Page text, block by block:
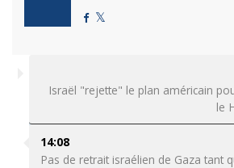
Israël "rejette" le plan américain
le
14:08
Pas de retrait israélien de Gaza tant